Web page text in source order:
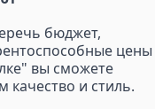
бюджет,
цены
вы сможете
качество и стиль.